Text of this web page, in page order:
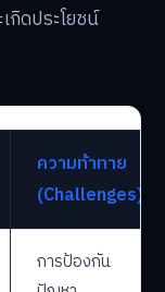
กิดประโยชน์
ความท้าทาย
(Challenges)
การป้องกัน